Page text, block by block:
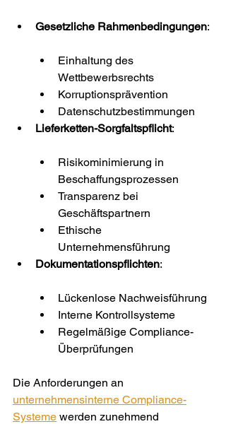
Gesetzliche Rahmenbedingungen:
Einhaltung des
Wettbewerbsrechts
Korruptionsprävention
Datenschutzbestimmungen
Lieferketten-Sorgfaltspflicht:
Risikominimierung in
Beschaffungsprozessen
Transparenz bei
Geschäftspartnern
Ethische
Unternehmensführung
Dokumentationspflichten:
Lückenlose Nachweisführung
Interne Kontrollsysteme
Regelmäßige Compliance-
Überprüfungen
Die Anforderungen an
unternehmensinterne Compliance-
Systeme werden zunehmend